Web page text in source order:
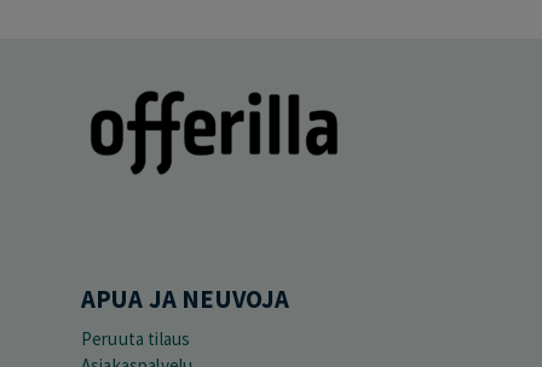
APUA JA NEUVOJA
Peruuta tilaus